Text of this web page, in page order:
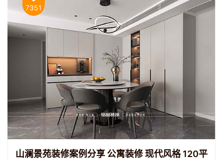
7351
山澜景苑装修案例分享 公寓装修 现代风格 120平